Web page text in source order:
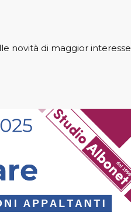
novità di maggior interesse